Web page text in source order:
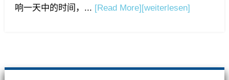
响一天中的时间，... [Read More][weiterlesen]